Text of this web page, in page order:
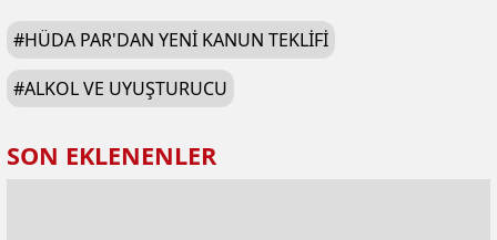
#HÜDA PAR'DAN YENI KANUN TEKLIFI
#ALKOL VE UYUŞTURUCU
SON EKLENENLER